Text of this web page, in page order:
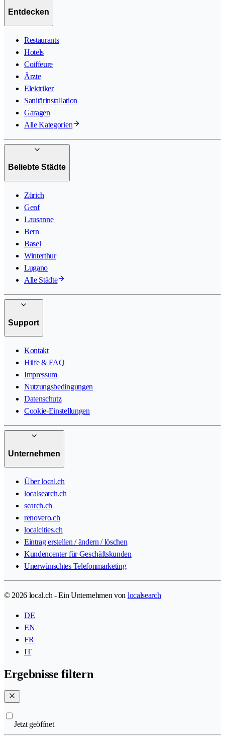
Entdecken
Restaurants
Hotels
Coiffeure
Ärzte
Elektriker
Sanitärinstallation
Garagen
Alle Kategorien
Beliebte Städte
Zürich
Genf
Lausanne
Bern
Basel
Winterthur
Lugano
Alle Städte
Support
Kontakt
Hilfe & FAQ
Impressum
Nutzungsbedingungen
Datenschutz
Cookie-Einstellungen
Unternehmen
Über local.ch
localsearch.ch
search.ch
renovero.ch
localcities.ch
Eintrag erstellen / ändern / löschen
Kundencenter für Geschäftskunden
Unerwünschtes Telefonmarketing
© 2026 local.ch - Ein Unternehmen von localsearch
DE
EN
FR
IT
Ergebnisse filtern
Jetzt geöffnet